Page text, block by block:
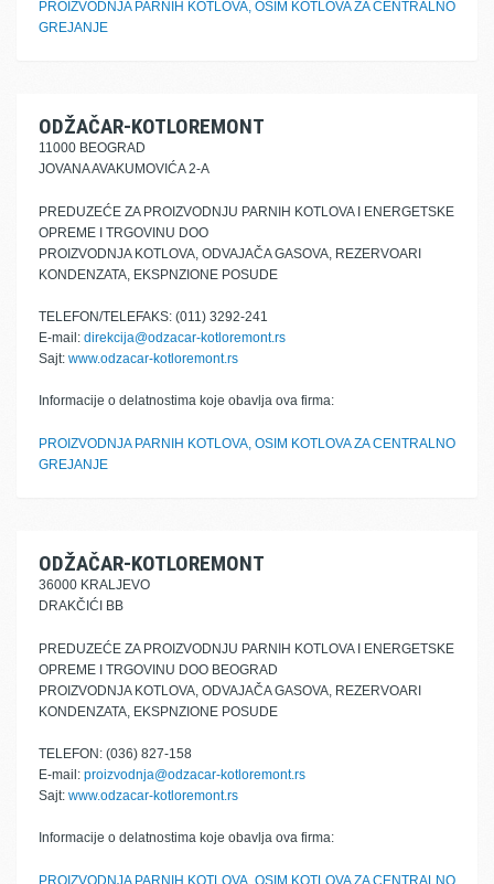
PROIZVODNJA PARNIH KOTLOVA, OSIM KOTLOVA ZA CENTRALNO
GREJANJE
ODŽAČAR-KOTLOREMONT
11000 BEOGRAD
JOVANA AVAKUMOVIĆA 2-A
PREDUZEĆE ZA PROIZVODNJU PARNIH KOTLOVA I ENERGETSKE
OPREME I TRGOVINU DOO
PROIZVODNJA KOTLOVA, ODVAJAČA GASOVA, REZERVOARI
KONDENZATA, EKSPNZIONE POSUDE
TELEFON/TELEFAKS: (011) 3292-241
E-mail: direkcija@odzacar-kotloremont.rs
Sajt: www.odzacar-kotloremont.rs
Informacije o delatnostima koje obavlja ova firma:
PROIZVODNJA PARNIH KOTLOVA, OSIM KOTLOVA ZA CENTRALNO
GREJANJE
ODŽAČAR-KOTLOREMONT
36000 KRALJEVO
DRAKČIĆI BB
PREDUZEĆE ZA PROIZVODNJU PARNIH KOTLOVA I ENERGETSKE
OPREME I TRGOVINU DOO BEOGRAD
PROIZVODNJA KOTLOVA, ODVAJAČA GASOVA, REZERVOARI
KONDENZATA, EKSPNZIONE POSUDE
TELEFON: (036) 827-158
E-mail: proizvodnja@odzacar-kotloremont.rs
Sajt: www.odzacar-kotloremont.rs
Informacije o delatnostima koje obavlja ova firma:
PROIZVODNJA PARNIH KOTLOVA, OSIM KOTLOVA ZA CENTRALNO